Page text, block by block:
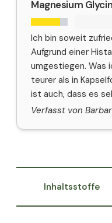
Magnesium
Ich bin soweit
Aufgrund einer
umgestiegen. Was
teurer als in
ist auch, dass es
Verfasst von
Inhaltsstoffe